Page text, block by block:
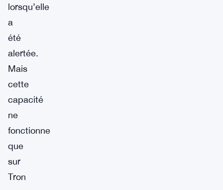
lorsqu’elle
a
été
alertée.
Mais
cette
capacité
ne
fonctionne
que
sur
Tron